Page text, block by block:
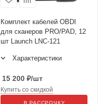
Комплект кабелей OBDI
для сканеров PRO/PAD, 12
шт Launch LNC-121
Характеристики
15 200 ₽/шт
Купить со скидкой
В РАССРОЧКУ